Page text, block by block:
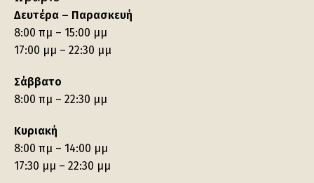
Δευτέρα – Παρασκευή
8:00 πμ – 15:00 μμ
17:00 μμ – 22:30 μμ
Σάββατο
8:00 πμ – 22:30 μμ
Κυριακή
8:00 πμ – 14:00 μμ
17:30 μμ – 22:30 μμ